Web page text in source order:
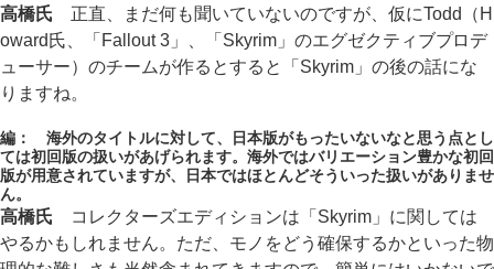
高橋氏 正直、まだ何も聞いていないのですが、仮にTodd（H
oward氏、「Fallout 3」、「Skyrim」のエグゼクティブプロデ
ューサー）のチームが作るとすると「Skyrim」の後の話にな
りますね。
編： 海外のタイトルに対して、日本版がもったいないなと思う点とし
ては初回版の扱いがあげられます。海外ではバリエーション豊かな初回
版が用意されていますが、日本ではほとんどそういった扱いがありませ
ん。
高橋氏 コレクターズエディションは「Skyrim」に関しては
やるかもしれません。ただ、モノをどう確保するかといった物